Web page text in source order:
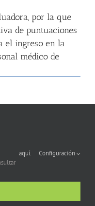
por la que
de puntuaciones
el ingreso en la
médico de
as y excluídos/as
de coordinador/a
auxiliares
aquí. Configuración